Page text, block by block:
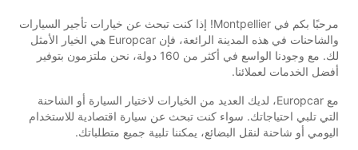
مرحبًا بكم في Montpellier! إذا كنت تبحث عن خيارات تأجير السيارات
والشاحنات في هذه المدينة الرائعة، فإن Europcar هي الخيار الأمثل
لك. مع وجودنا الواسع في أكثر من 160 دولة، نحن ملتزمون بتوفير
أفضل الخدمات لعملائنا.
مع Europcar، لديك العديد من الخيارات لاختيار السيارة أو الشاحنة
التي تلبي احتياجاتك. سواء كنت تبحث عن سيارة اقتصادية للاستخدام
اليومي أو شاحنة لنقل البضائع، يمكننا تلبية جميع متطلباتك.